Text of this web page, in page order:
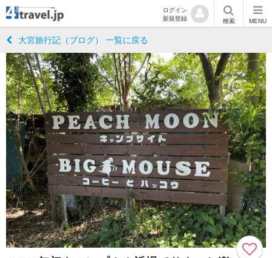
ログイン
新規登録
検索 MENU
大宮旅行記（ブログ） 一覧に戻る